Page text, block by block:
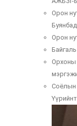
Орон
Орон
Орхоны
Соёлын